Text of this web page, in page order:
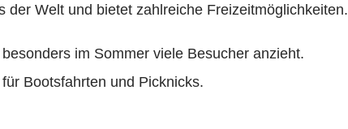
der Welt und bietet zahlreiche Freizeitmöglichkeiten.
im Sommer viele Besucher anzieht.
Bootsfahrten und Picknicks.